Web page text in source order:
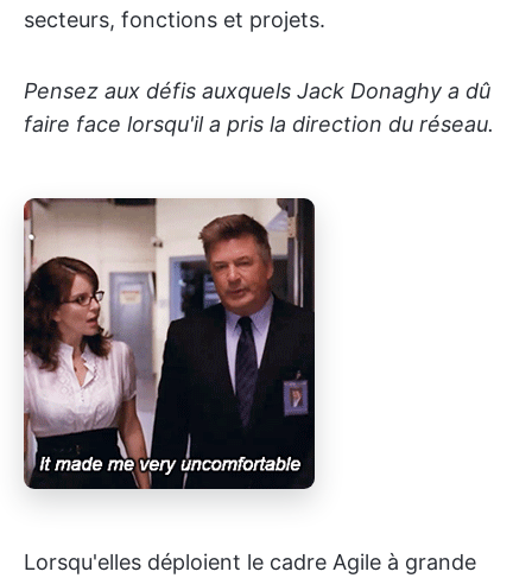
secteurs, fonctions et projets.
Pensez aux défis auxquels Jack Donaghy a dû
faire face lorsqu'il a pris la direction du réseau.
Lorsqu'elles déploient le cadre Agile à grande